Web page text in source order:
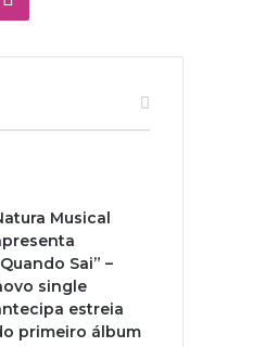
t
g
r
a
Musical
Sai” –
single
estreia
primeiro álbum